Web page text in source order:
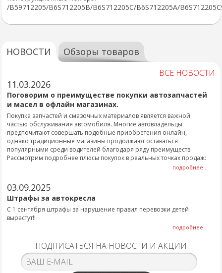
/B59712205/B6S712205B/B6S712205C/B6S712205A/
НОВОСТИ Обзоры товаров
ВСЕ НОВОСТИ
11.03.2026
Поговорим о преимуществе покупки автозапчастей
и масел в офлайн магазинах.
Покупка запчастей и смазочных материалов является важной
частью обслуживания автомобиля. Многие автовладельцы
предпочитают совершать подобные приобретения онлайн,
однако традиционные магазины продолжают оставаться
популярными среди водителей благодаря ряду преимуществ.
Рассмотрим подробнее плюсы покупок в реальных точках продаж:
подробнее...
03.09.2025
Штрафы за автокресла
С 1 сентября штрафы за нарушение правил перевозки детей
вырастут!!
подробнее...
ПОДПИСАТЬСЯ НА НОВОСТИ И АКЦИИ